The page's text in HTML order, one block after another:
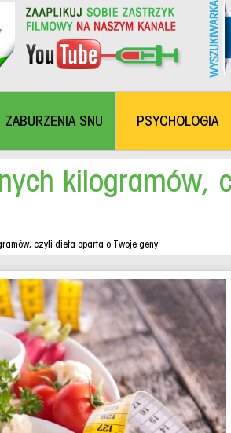
ZABURZENIA SNU PSYCHOLOGIA
kilogramów,
czyli dieta oparta o Twoje geny